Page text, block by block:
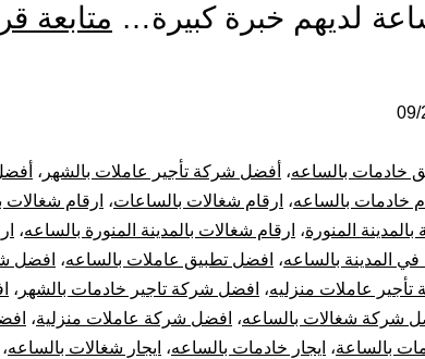
لديهم خبرة كبيرة… متابعة
09/
خادمات بالساعه، أفضل شركة تأجير عاملات بالشهر ،
خادمات بالساعه، ارقام شغالات بالساعات، ارقام شغالات
المنورة، ارقام شغالات بالمدينة المنورة بالساعه،
في المدينة بالساعه، افضل تطبيق عاملات بالساعه، افضل
عاملات منزليه، افضل شركة تاجير خادمات بالشهر ،
شركة شغالات بالساعه، افضل شركة عاملات منزلية،
بالساعة، ايجار خادمات بالساعه، ايجار شغالات بالساعه